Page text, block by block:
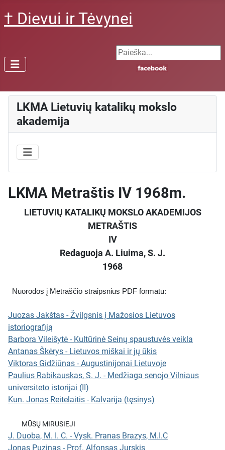
† Dievui ir Tėvynei
Search ...
LKMA Lietuvių katalikų mokslo
akademija
LKMA Metraštis IV 1968m.
LIETUVIŲ KATALIKŲ MOKSLO AKADEMIJOS
METRAŠTIS
IV
Redaguoja A. Liuima, S. J.
1968
Nuorodos į Metraščio straipsnius PDF formatu:
Juozas Jakštas - Žvilgsnis į Mažosios Lietuvos
istoriografiją
Barbora Vileišytė - Kultūrinė Seinų spaustuvės veikla
Antanas Škėrys - Lietuvos miškai ir jų ūkis
Viktoras Gidžiūnas - Augustinijonai Lietuvoje
Paulius Rabikauskas, S. J. - Medžiaga senojo Vilniaus
universiteto istorijai (II)
Kun. Jonas Reitelaitis - Kalvarija (tęsinys)
MŪSŲ MIRUSIEJI
J. Duoba, M. I. C. - Vysk. Pranas Brazys, M.I.C
Jonas Puzinas - Prof. Alfonsas Jurskis